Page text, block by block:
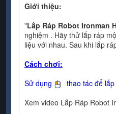
Giới thiệu:
"Lắp Ráp Robot Ironman
nghiệm . Hãy thử lắp ráp
liệu với nhau. Sau khi lắp
Cách chơi:
Sử dụng
thao tác để
Xem video Lắp Ráp Robot